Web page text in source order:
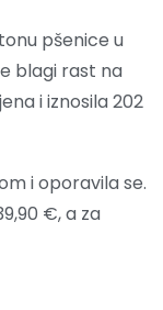
pšenice u
blagi rast na
i iznosila 202
i oporavila se.
€, a za